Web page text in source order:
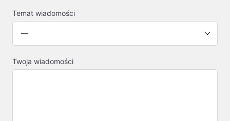
Temat wiadomości
Twoja wiadomości